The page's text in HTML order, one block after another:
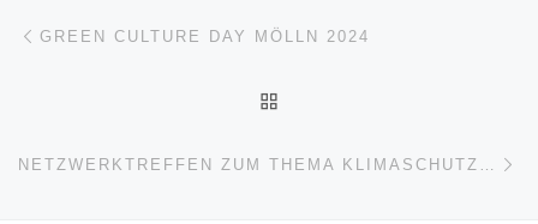
Beitragsnavigation
GREEN CULTURE DAY MÖLLN 2024